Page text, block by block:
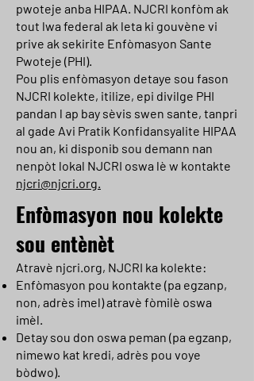
pwoteje anba HIPAA. NJCRI konfòm ak
tout lwa federal ak leta ki gouvène vi
prive ak sekirite Enfòmasyon Sante
Pwoteje (PHI).
Pou plis enfòmasyon detaye sou fason
NJCRI kolekte, itilize, epi divilge PHI
pandan l ap bay sèvis swen sante, tanpri
al gade Avi Pratik Konfidansyalite HIPAA
nou an, ki disponib sou demann nan
nenpòt lokal NJCRI oswa lè w kontakte
njcri@njcri.org.
Enfòmasyon nou kolekte
sou entènèt
Atravè njcri.org, NJCRI ka kolekte:
Enfòmasyon pou kontakte (pa egzanp,
non, adrès imel) atravè fòmilè oswa
imèl.
Detay sou don oswa peman (pa egzanp,
nimewo kat kredi, adrès pou voye
bòdwo).